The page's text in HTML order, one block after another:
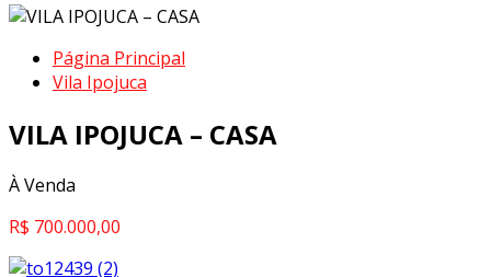
Página Principal
Vila Ipojuca
VILA IPOJUCA – CASA
À Venda
R$ 700.000,00